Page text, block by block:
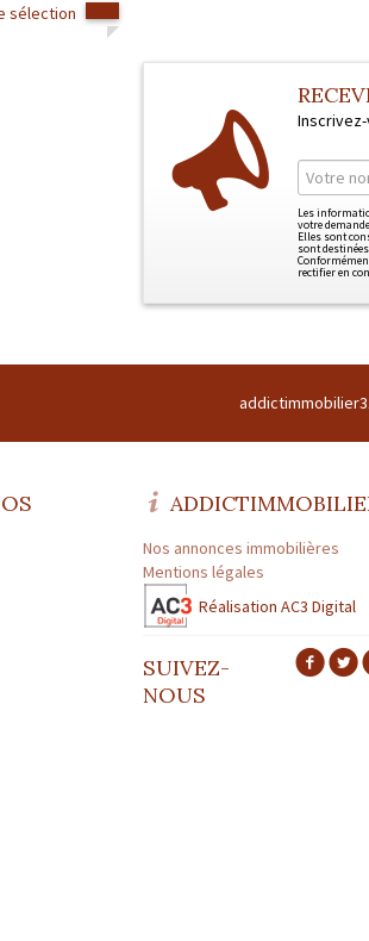
sélection
Les
votre
Elles sont
sont
rectifier en
Nos annonces immobilières
Mentions légales
Réalisation AC3 Digital
SUIVEZ-
NOUS